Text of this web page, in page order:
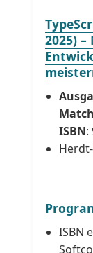
2025)
ISBN:
ISBN